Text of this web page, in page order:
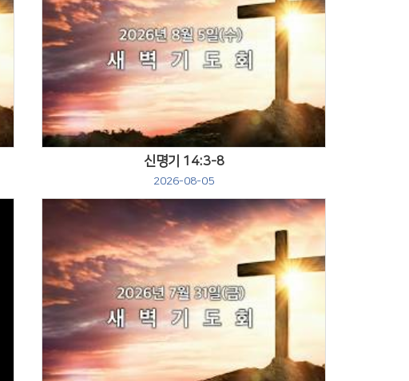
Views
신명기 14:3-8
2026-08-05
Views